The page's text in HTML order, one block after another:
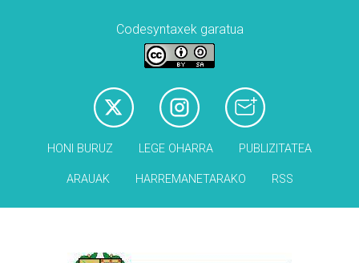
Codesyntaxek garatua
HONI BURUZ LEGE OHARRA PUBLIZITATEA
ARAUAK HARREMANETARAKO RSS